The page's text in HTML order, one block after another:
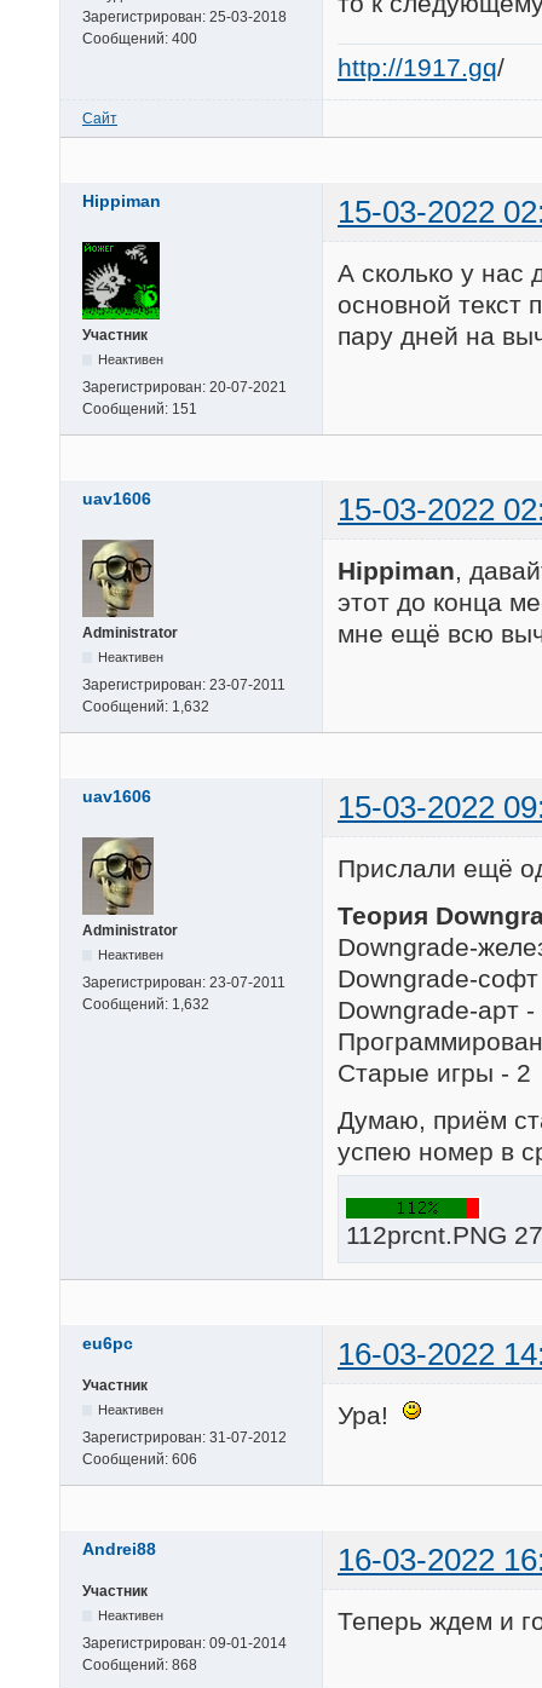
Зарегистрирован: 25-03-2018
Сообщений: 400
http://1917.gq/
Сайт
Hippiman 15-03-2022
Участник
Неактивен
Зарегистрирован: 20-07-2021
Сообщений: 151
А сколько у нас
основной текст
пару дней на
uav1606 15-03-2022
Administrator
Неактивен
Зарегистрирован: 23-07-2011
Сообщений: 1,632
Hippiman ,
этот до конца
мне ещё всю
uav1606 15-03-2022
Administrator
Неактивен
Зарегистрирован: 23-07-2011
Сообщений: 1,632
Прислали ещё
Теория
Downgrade-
Downgrade-
Downgrade-арт -
Старые игры - 2
Думаю, приём
успею номер в
112prcnt.PNG
eu6pc 16-03-2022
Участник
Неактивен
Зарегистрирован: 31-07-2012
Сообщений: 606
Ура!
Andrei88 16-03-2022
Участник
Неактивен
Зарегистрирован: 09-01-2014
Сообщений: 868
Теперь ждем и